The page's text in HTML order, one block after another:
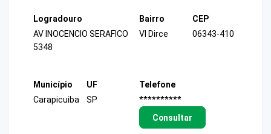
Logradouro
AV INOCENCIO SERAFICO
5348
Bairro
Vl Dirce
CEP
06343-410
Município
Carapicuiba
UF
SP
Telefone
**********
Consultar